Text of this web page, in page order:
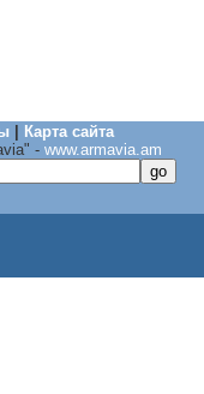
Карта сайта
- www.armavia.am